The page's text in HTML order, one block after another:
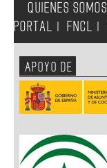
QUIENES SOMOS
PORTAL
FNCL
APOYO DE